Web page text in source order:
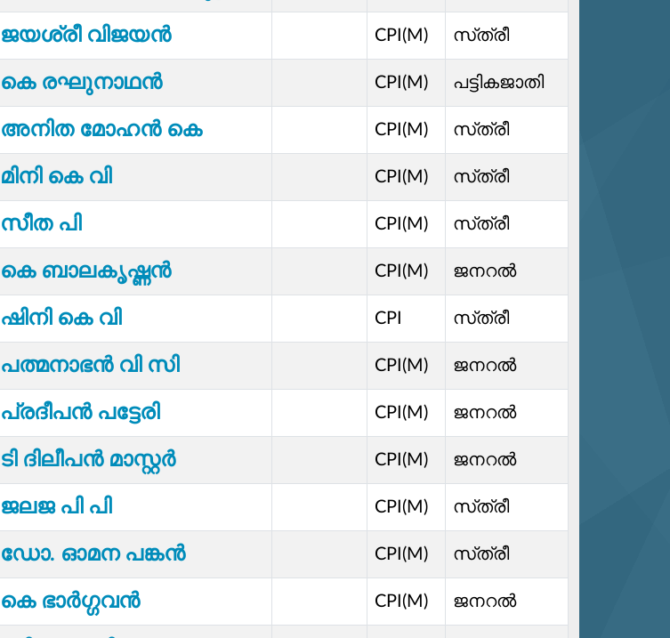
ജയശ്രീ വിജയൻ CPI(M) സ്‌ത്രീ
കെ രഘുനാഥൻ CPI(M) പട്ടികജാതി
അനിത മോഹൻ കെ CPI(M) സ്‌ത്രീ
മിനി കെ വി CPI(M) സ്‌ത്രീ
സീത പി CPI(M) സ്‌ത്രീ
കെ ബാലകൃഷ്ണൻ CPI(M) ജനറൽ
ഷിനി കെ വി CPI സ്‌ത്രീ
പത്മനാഭൻ വി സി CPI(M) ജനറൽ
പ്രദീപൻ പട്ടേരി CPI(M) ജനറൽ
ടി ദിലീപൻ മാസ്റ്റർ CPI(M) ജനറൽ
ജലജ പി പി CPI(M) സ്‌ത്രീ
ഡോ. ഓമന പങ്കൻ CPI(M) സ്‌ത്രീ
കെ ഭാർഗ്ഗവൻ CPI(M) ജനറൽ